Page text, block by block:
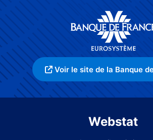
Voir le site de la Banque
Webstat